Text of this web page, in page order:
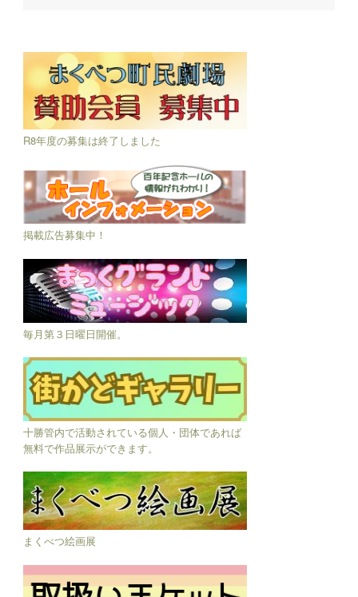
R8年度の募集は終了しました
掲載広告募集中！
毎月第３日曜日開催。
十勝管内で活動されている個人・団体であれば
無料で作品展示ができます。
まくべつ絵画展